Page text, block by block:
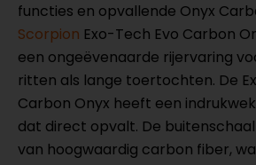
functies en opvallende Onyx
Scorpion Exo-Tech Evo Carbon
een ongeëvenaarde rijervaring
ritten als lange toertochten. De
Carbon Onyx heeft een
dat direct opvalt. De
van hoogwaardig carbon fiber,